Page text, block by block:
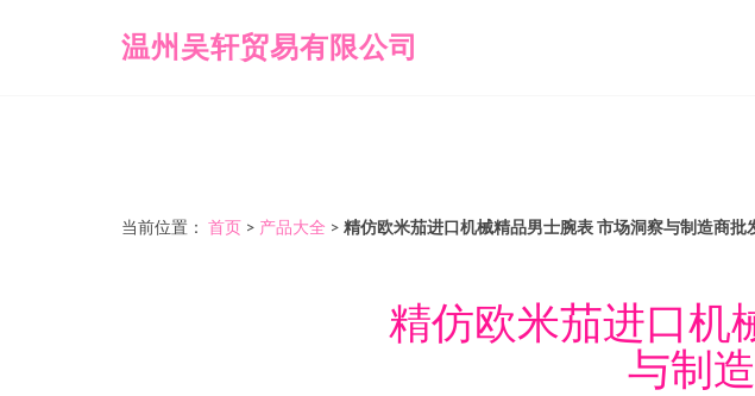
温州吴轩贸易有限公司
当前位置： 首页 > 产品大全 > 精仿欧米茄进口机械精品男士腕表 市场洞察与制造商批
精仿欧米茄进口机
与制